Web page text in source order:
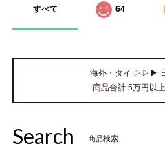
すべて 64
海外・タイ ▷▷▶
商品合計 5万円以
Search 商品検索